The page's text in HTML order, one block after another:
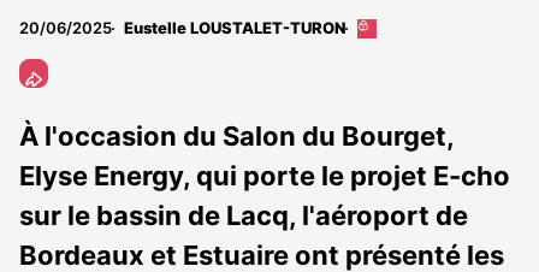
20/06/2025 Eustelle LOUSTALET-TURON
Cet
abonnés
À l'occasion du Salon du Bourget,
Elyse Energy, qui porte le projet E-cho
sur le bassin de Lacq, l'aéroport de
Bordeaux et Estuaire ont présenté les